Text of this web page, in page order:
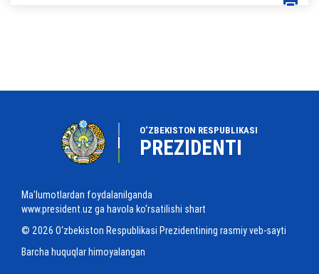
O‘ZBEKISTON RESPUBLIKASI
PREZIDENTI
Ma'lumotlardan foydalanilganda
www.president.uz ga havola ko‘rsatilishi shart
© 2026 O‘zbekiston Respublikasi Prezidentining rasmiy veb-sayti
Barcha huquqlar himoyalangan